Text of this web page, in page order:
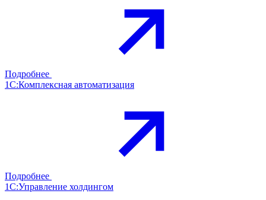
Подробнее
1С:Комплексная автоматизация
Подробнее
1С:Управление холдингом